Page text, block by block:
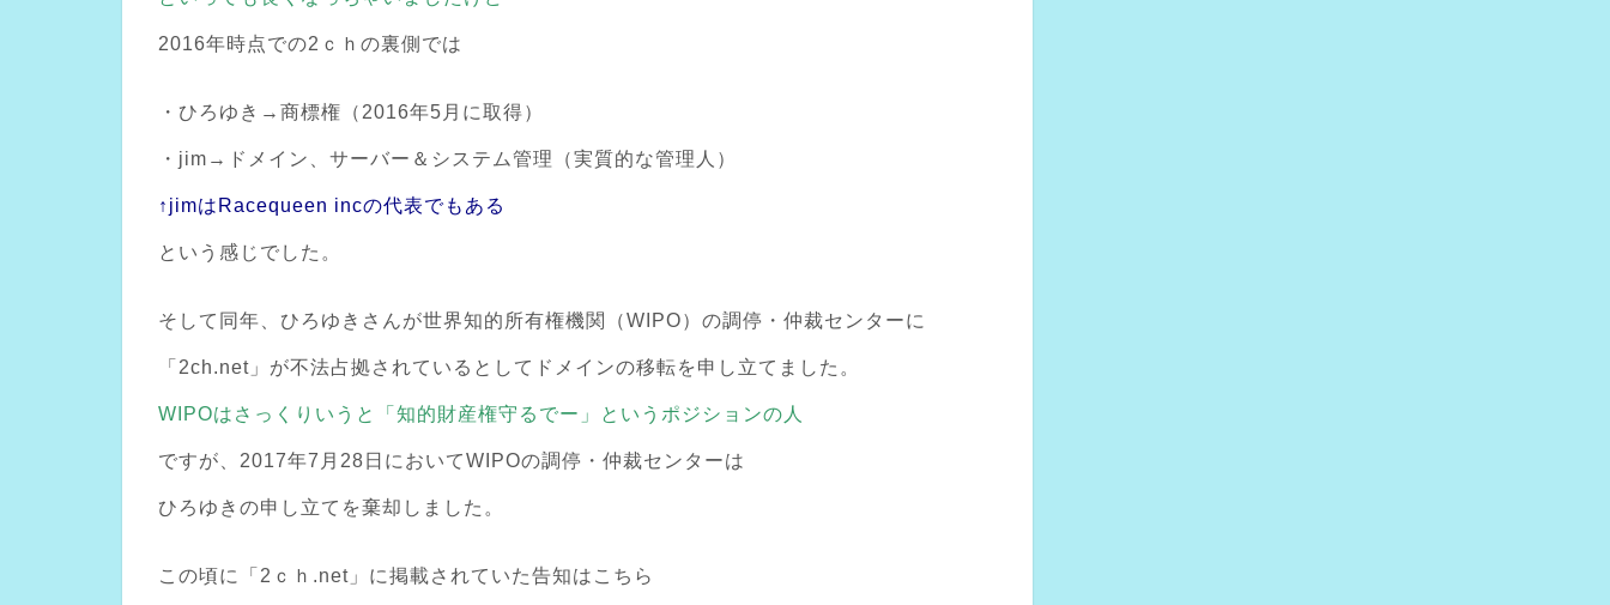
2016年時点での2ｃｈの裏側では
・ひろゆき→商標権（2016年5月に取得）
・jim→ドメイン、サーバー＆システム管理（実質的な管理人）
↑jimはRacequeen incの代表でもある
という感じでした。
そして同年、ひろゆきさんが世界知的所有権機関（WIPO）の調停・仲裁センターに
「2ch.net」が不法占拠されているとしてドメインの移転を申し立てました。
WIPOはさっくりいうと「知的財産権守るでー」というポジションの人
ですが、2017年7月28日においてWIPOの調停・仲裁センターは
ひろゆきの申し立てを棄却しました。
この頃に「2ｃｈ.net」に掲載されていた告知はこちら